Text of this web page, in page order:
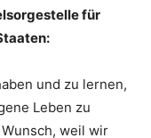
für
und zu lernen,
Leben zu
weil wir